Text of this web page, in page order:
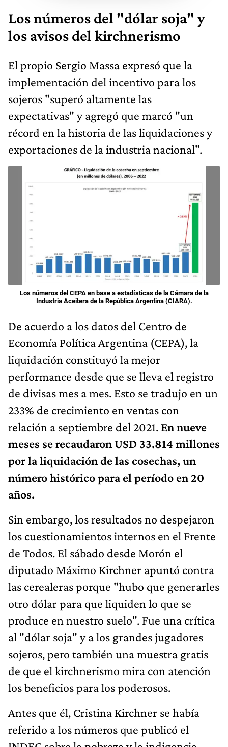
Los números del "dólar soja" y
los avisos del kirchnerismo
El propio Sergio Massa expresó que la
implementación del incentivo para los
sojeros "superó altamente las
expectativas" y agregó que marcó "un
récord en la historia de las liquidaciones y
exportaciones de la industria nacional".
Los números del CEPA en base a estadísticas de la Cámara de la
Industria Aceitera de la República Argentina (CIARA).
De acuerdo a los datos del Centro de
Economía Política Argentina (CEPA), la
liquidación constituyó la mejor
performance desde que se lleva el registro
de divisas mes a mes. Esto se tradujo en un
233% de crecimiento en ventas con
relación a septiembre del 2021. En nueve
meses se recaudaron USD 33.814 millones
por la liquidación de las cosechas, un
número histórico para el período en 20
años.
Sin embargo, los resultados no despejaron
los cuestionamientos internos en el Frente
de Todos. El sábado desde Morón el
diputado Máximo Kirchner apuntó contra
las cerealeras porque "hubo que generarles
otro dólar para que liquiden lo que se
produce en nuestro suelo". Fue una crítica
al "dólar soja" y a los grandes jugadores
sojeros, pero también una muestra gratis
de que el kirchnerismo mira con atención
los beneficios para los poderosos.
Antes que él, Cristina Kirchner se había
referido a los números que publicó el